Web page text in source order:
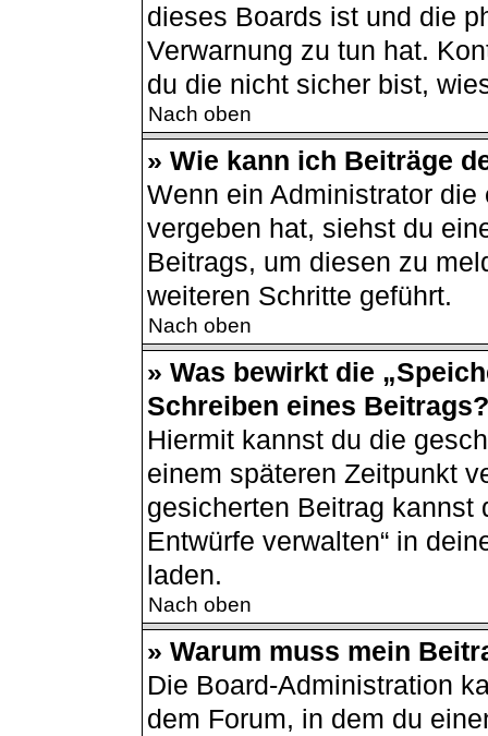
dieses Boards ist und die
Verwarnung zu tun hat.
du die nicht sicher bist,
Nach oben
» Wie kann ich Beiträge
Wenn ein Administrator
vergeben hat, siehst du
Beitrags, um diesen zu
weiteren Schritte geführt.
Nach oben
» Was bewirkt die
Schreiben eines Beitrags?
Hiermit kannst du die
einem späteren Zeitpunkt
gesicherten Beitrag kannst
Entwürfe verwalten“ in
laden.
Nach oben
» Warum muss mein
Die Board-Administration
dem Forum, in dem du